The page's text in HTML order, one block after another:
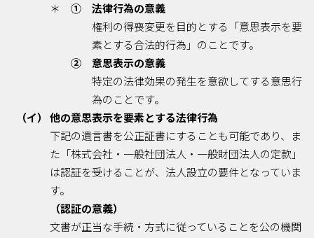
＊① 法律行為の意義
権利の得喪変更を目的とする「意思表示を要
素とする合法的行為」のことです。
② 意思表示の意義
特定の法律効果の発生を意欲してする意思行
為のことです。
（イ） 他の意思表示を要素とする法律行為
下記の遺言書を公正証書にすることも可能であり、ま
た「株式会社・一般社団法人・一般財団法人の定款」
は認証を受けることが、法人設立の要件となっていま
す。
（認証の意義）
文書が正当な手続・方式に従っていることを公の機関